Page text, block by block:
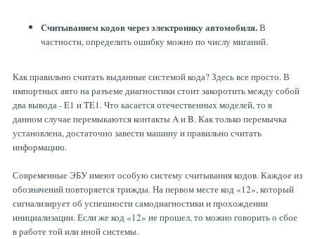
Считыванием кодов через электронику автомобиля.В
частности, определить ошибку можно по числу миганий.
Как правильно считать выданные системой кода? Здесь все просто. В
импортных авто на разъеме диагностики стоит закоротить между собой
два вывода - E1 и TE1. Что касается отечественных моделей, то в
данном случае перемыкаются контакты A и B. Как только перемычка
установлена, достаточно завести машину и правильно считать
информацию.
Современные ЭБУ имеют особую систему считывания кодов. Каждое из
обозначений повторяется трижды. На первом месте код «12», который
сигнализирует об успешности самодиагностики и прохождении
инициализации. Если же код «12» не прошел, то можно говорить о сбое
в работе той или иной системы.